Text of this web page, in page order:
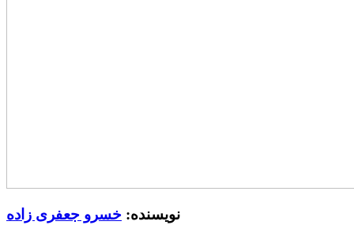
نویسنده: خسرو جعفری زاده